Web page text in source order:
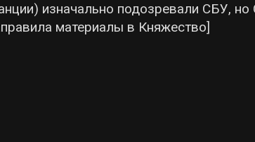
изначально подозревали СБУ,
материалы в Княжество]